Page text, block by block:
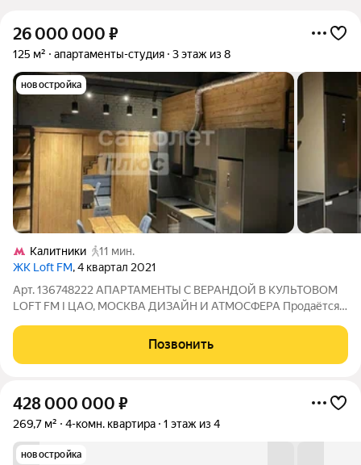
26 000 000 ₽
125 м² апартаменты-студия 3 этаж из 8
новостройка
Калитники
11 мин.
ЖК Loft FM, 4 квартал 2021
Арт. 136748222 АПАРТАМЕНТЫ С ВЕРАНДОЙ В КУЛЬТОВОМ
LOFT FM I ЦАО, МОСКВА ДИЗАЙН И АТМОСФЕРА Прoдaётcя
вepанда в легендарном доме LОFТ FМ. Это не просто
квадратные метры это готовая дизайнерская
Позвонить
428 000 000 ₽
269,7 м² 4-комн. квартира 1 этаж из 4
новостройка